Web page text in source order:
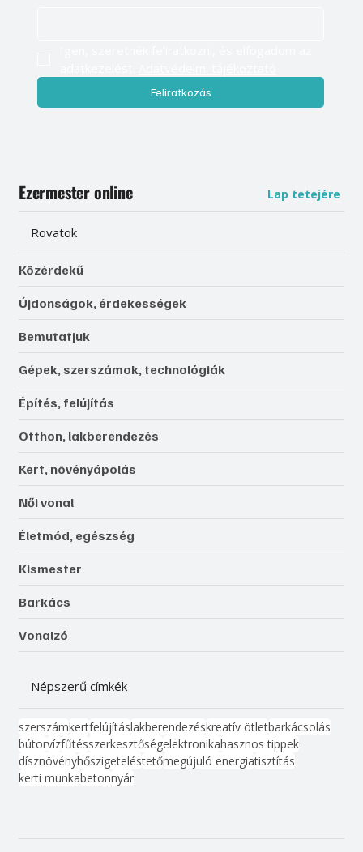
Feliratkozás
Ezermester online Lap tetejére
Rovatok
Közérdekű
Újdonságok, érdekességek
Bemutatjuk
Gépek, szerszámok, technológiák
Építés, felújítás
Otthon, lakberendezés
Kert, növényápolás
Női vonal
Életmód, egészség
Kismester
Barkács
Vonalzó
Népszerű címkék
szerszámkertfelújításlakberendezéskreatív ötletbarkácsolás
bútorvízfűtésszerkesztőségelektronikahasznos tippek
dísznövényhőszigeteléstetőmegújuló energiatisztítás
kerti munkabetonnyár